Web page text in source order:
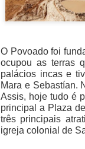
O Povoado foi
ocupou as terras
palácios incas e
Mara e Sebastían.
Assis, hoje tudo é
principal a Plaza
três principais
igreja colonial de